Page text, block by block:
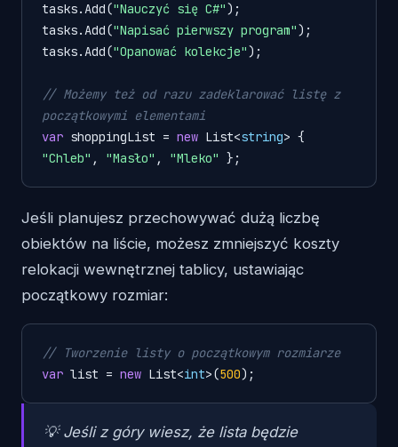
tasks.Add("Nauczyć się C#");
tasks.Add("Napisać pierwszy program");
tasks.Add("Opanować kolekcje");
// Możemy też od razu zadeklarować listę z
początkowymi elementami
var shoppingList = new List<string
"Chleb" , "Masło" , "Mleko" };
Jeśli planujesz przechowywać dużą liczbę
obiektów na liście, możesz zmniejszyć koszty
relokacji wewnętrznej tablicy, ustawiając
początkowy rozmiar:
// Tworzenie listy o początkowym rozmiarze
var list = new List<int>(500);
💡 Jeśli z góry wiesz, że lista będzie